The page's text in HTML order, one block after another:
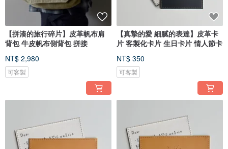
【拼湊的旅行碎片】皮革帆布肩
背包 牛皮帆布側背包 拼接
NT$ 2,980
可客製
【真摯的愛 細膩的表達】皮革卡
片 客製化卡片 生日卡片 情人節卡
NT$ 350
可客製